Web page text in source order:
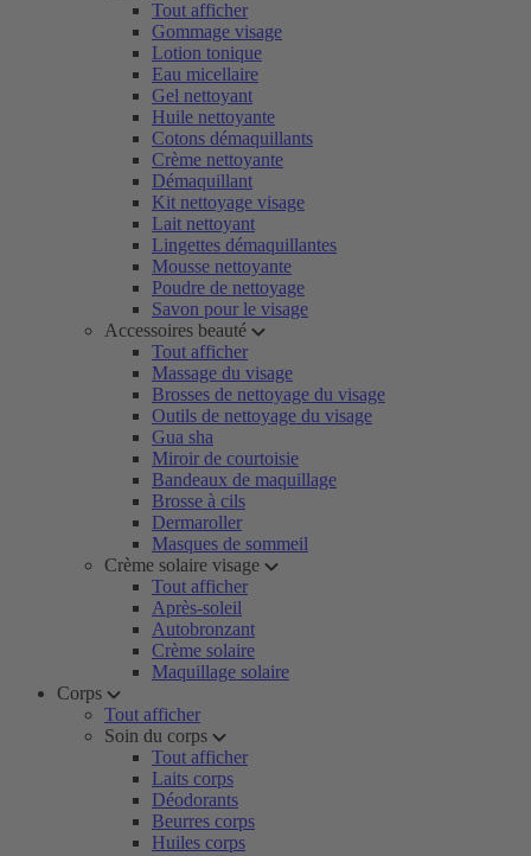
Tout afficher
Gommage visage
Lotion tonique
Eau micellaire
Gel nettoyant
Huile nettoyante
Cotons démaquillants
Crème nettoyante
Démaquillant
Kit nettoyage visage
Lait nettoyant
Lingettes démaquillantes
Mousse nettoyante
Poudre de nettoyage
Savon pour le visage
Accessoires beauté
Tout afficher
Massage du visage
Brosses de nettoyage du visage
Outils de nettoyage du visage
Gua sha
Miroir de courtoisie
Bandeaux de maquillage
Brosse à cils
Dermaroller
Masques de sommeil
Crème solaire visage
Tout afficher
Après-soleil
Autobronzant
Crème solaire
Maquillage solaire
Corps
Tout afficher
Soin du corps
Tout afficher
Laits corps
Déodorants
Beurres corps
Huiles corps